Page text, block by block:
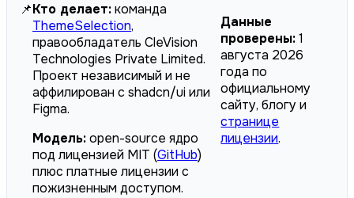
📌Кто делает:команда
ThemeSelection,
правообладатель CleVision
Technologies Private Limited.
Проект независимый и не
аффилирован с shadcn/ui или
Figma.
Модель:open-source ядро
под лицензией MIT (GitHub)
плюс платные лицензии с
пожизненным доступом.
Данные
проверены:1
августа 2026
года по
официальному
сайту, блогу и
странице
лицензии.